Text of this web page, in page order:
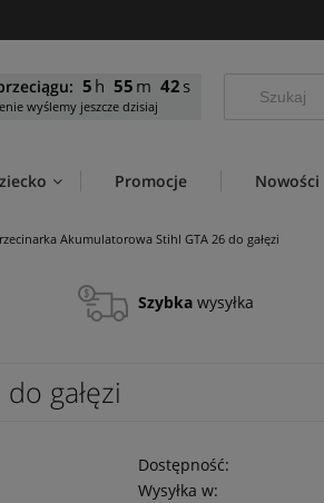
5 55 41
wyślemy jeszcze dzisiaj
Promocje Nowości
Akumulatorowa Stihl GTA 26 do gałęzi
Szybka wysyłka
gałęzi
Dostępność:
Wysyłka w: